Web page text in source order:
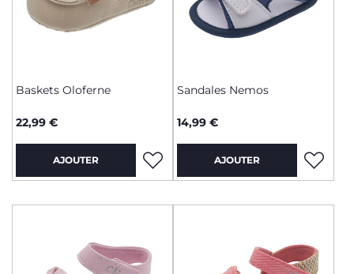
Baskets Oloferne
22,99 €
AJOUTER
Sandales Nemos
14,99 €
AJOUTER